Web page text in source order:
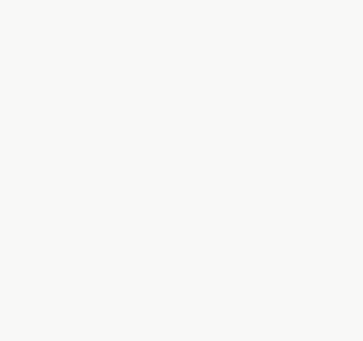
инструменты. В
В то же время
Несмотря на то,
вокалист и
существования в
в каждом из